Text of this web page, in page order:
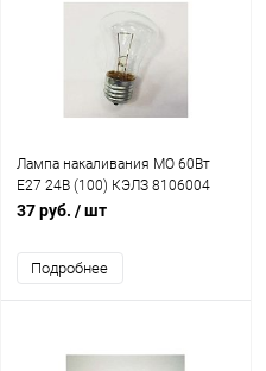
Лампа накаливания МО 60Вт
E27 24В (100) КЭЛЗ 8106004
37 руб. / шт
Подробнее